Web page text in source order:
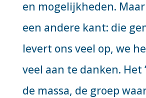
en mogelijkheden.
een andere kant: die
levert ons veel op, we
veel aan te danken. Het
de massa, de groep